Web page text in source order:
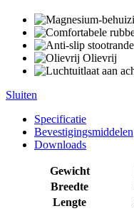
Olievrij
Sluiten
Specificatie
Bevestigingsmiddelen
Downloads
Gewicht
Breedte
Lengte